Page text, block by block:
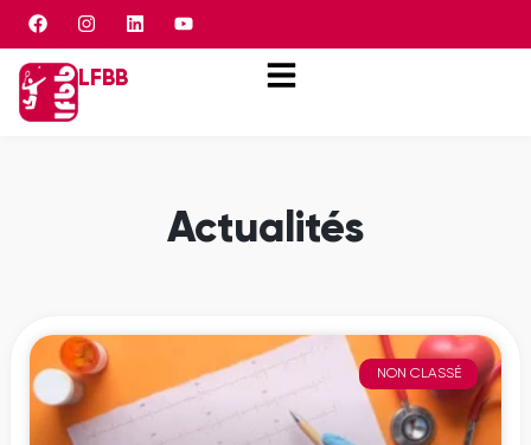
Panneau de gestion des cookies
LFBB
Actualités
NON CLASSÉ